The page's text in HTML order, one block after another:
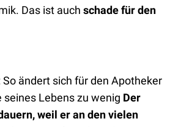
Das ist auch schade für den
ändert sich für den Apotheker
Lebens zu wenig Der
weil er an den vielen